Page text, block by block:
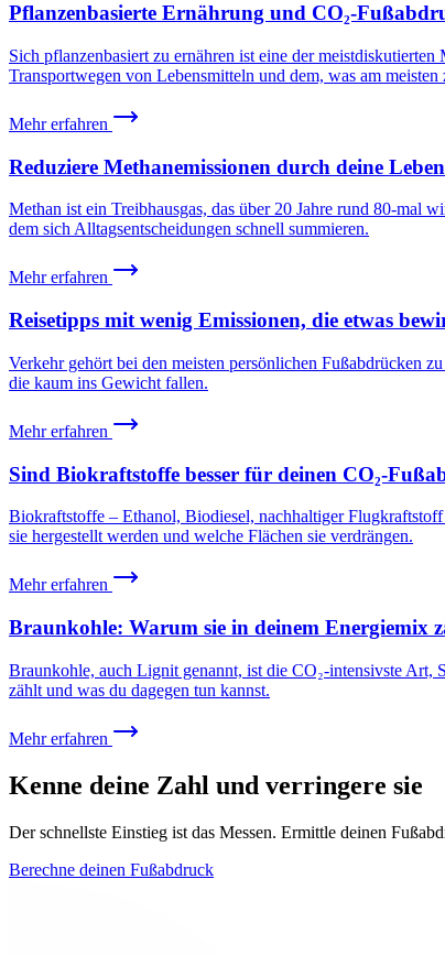
Pflanzenbasierte Ernährung und CO₂-
Sich pflanzenbasiert zu ernähren ist eine der
Transportwegen von Lebensmitteln und dem, was am meisten
Mehr erfahren
Reduziere Methanemissionen durch deine
Methan ist ein Treibhausgas, das über 20 Jahre rund 80-mal
dem sich Alltagsentscheidungen schnell summieren.
Mehr erfahren
Reisetipps mit wenig Emissionen, die etwas
Verkehr gehört bei den meisten persönlichen Fußabdrücken
die kaum ins Gewicht fallen.
Mehr erfahren
Sind Biokraftstoffe besser für deinen CO₂-
Biokraftstoffe – Ethanol, Biodiesel, nachhaltiger
sie hergestellt werden und welche Flächen sie verdrängen.
Mehr erfahren
Braunkohle: Warum sie in deinem Energiemix
Braunkohle, auch Lignit genannt, ist die CO₂-intensivste Art,
zählt und was du dagegen tun kannst.
Mehr erfahren
Kenne deine Zahl und verringere sie
Der schnellste Einstieg ist das Messen. Ermittle deinen
Berechne deinen Fußabdruck